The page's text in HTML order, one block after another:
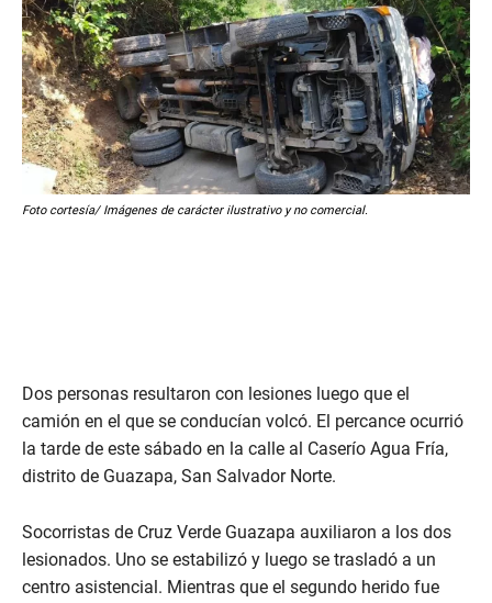
Foto cortesía/ Imágenes de carácter ilustrativo y no comercial.
Dos personas resultaron con lesiones luego que el
camión en el que se conducían volcó. El percance ocurrió
la tarde de este sábado en la calle al Caserío Agua Fría,
distrito de Guazapa, San Salvador Norte.
Socorristas de Cruz Verde Guazapa auxiliaron a los dos
lesionados. Uno se estabilizó y luego se trasladó a un
centro asistencial. Mientras que el segundo herido fue